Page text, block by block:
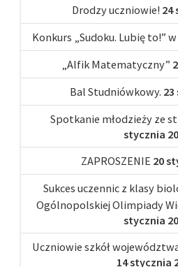
Drodzy uczniowie! 24
Konkurs „Sudoku. Lubię to!” w
„Alfik Matematyczny”
Bal Studniówkowy.
Spotkanie młodzieży ze
stycznia
ZAPROSZENIE 20
Sukces uczennic z klasy
Ogólnopolskiej Olimpiady
stycznia
Uczniowie szkół
14 stycznia